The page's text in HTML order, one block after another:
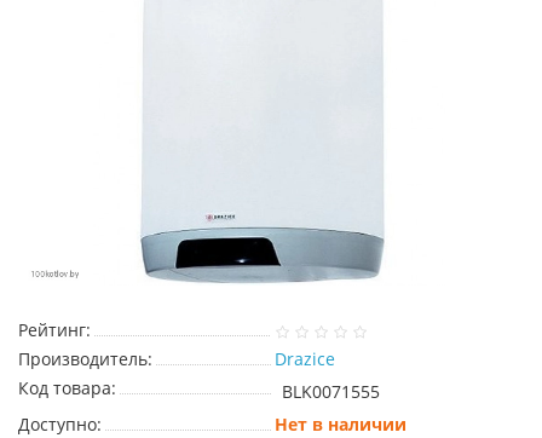
Рейтинг:
Производитель:
Drazice
Код товара:
BLK0071555
Доступно:
Нет в наличии